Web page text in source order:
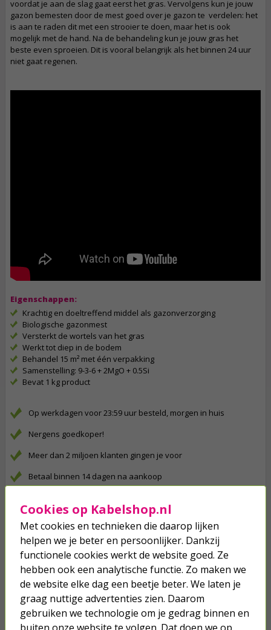
voordat je aan de slag gaat eerst het gras. Vervolgens kun je jouw
gazon bemesten door de mest goed over je gazon te verdelen: het
is aan te raden dit met een strooier te doen, maar het is ook
mogelijk met de hand. Na de behandeling kun je jouw gras het
beste even sproeien. Dit is vooral belangrijk als het binnen 24 uur
niet gaat regenen.
Eigenschappen:
Krachtig en doeltreffend middel als gazonverzorging
Biologische gazonmest
Versterkt de wortels van het gras
Werkt tot diep in de bodem
Behandel 15 m² met één verpakking
Samenstelling: 9-3-6 + 2MgO + 0.5Si
Bevat 1 kg product
Op werkdagen voor 23:59 uur besteld, morgen in huis
Nergens goedkoper!
Meer dan 2 miljoen klanten gingen je voor
Betaal binnen 14 dagen na aankoop
Al 4 keer verkozen tot beste webwinkel
Anderen kochten ook...
Graszaad schaduw | Pokon | 10 -
15 m² (Aanleg en herstel, Anti-mos,
250 gram)
7,75
Cookies op Kabelshop.nl
Met cookies en technieken die daarop lijken
helpen we je beter en persoonlijker. Dankzij
functionele cookies werkt de website goed. Ze
hebben ook een analytische functie. Zo maken we
de website elke dag een beetje beter. We laten je
graag nuttige advertenties zien. Daarom
gebruiken we technologie om je gedrag binnen en
buiten onze website te volgen. Dat doen we op